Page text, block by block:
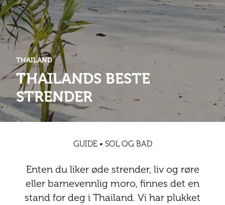
Kultur
Mat og drikke
Nyheter
Safari
Storby
Trender
Sør-Amerika
Abonnementsfordeler
Våre vilkår og personvernpolicy
Presse
Annonsere
Abonnementsfordeler
Digitalutgaver
Nyheter Safari Sol og bad
Spa og luksus Storby
Trender
Kontakt
THAILAND
THAILANDS BESTE
STRENDER
GUIDE • SOL OG BAD
Enten du liker øde strender, liv og røre
eller barnevennlig moro, finnes det en
stand for deg i Thailand. Vi har plukket